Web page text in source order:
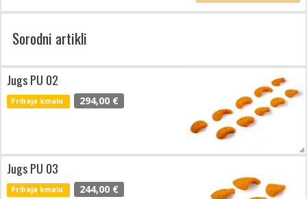
Sorodni artikli
Jugs PU 02
Prihaja kmalu 294,00 €
Jugs PU 03
Prihaja kmalu 244,00 €